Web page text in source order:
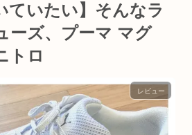
ていたい】そんなラ
ーズ、プーマ マグ
トロ
レビュー